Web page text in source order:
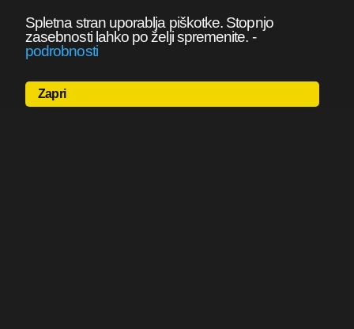
Spletna stran uporablja piškotke. Stopnjo
zasebnosti lahko po želji spremenite. -
podrobnosti
Zapri